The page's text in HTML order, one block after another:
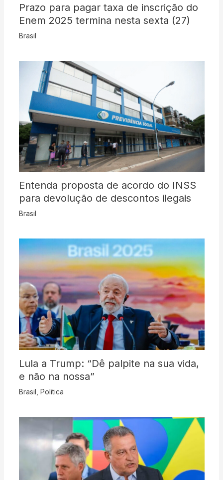
Prazo para pagar taxa de inscrição do
Enem 2025 termina nesta sexta (27)
Brasil
Entenda proposta de acordo do INSS
para devolução de descontos ilegais
Brasil
Lula a Trump: “Dê palpite na sua vida,
e não na nossa”
Brasil Politica